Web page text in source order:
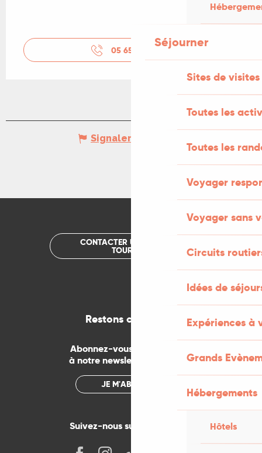
Séjourner
Sites de visites
Toutes les
Toutes les
Voyager
Voyager sans
Circuits
Idées de
Expériences à
Grands
Hébergements
Hôtels
05 65 34 24 ▒▒
Signaler une erreur
CONTACTER UN OFFICE DE
TOURISME
Restons connectés
Abonnez-vous gratuitement
à notre newsletter mensuelle
JE M'ABONNE
Suivez-nous sur les réseaux !